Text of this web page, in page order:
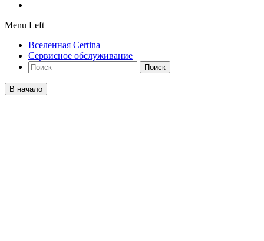
Menu Left
Вселенная Certina
Сервисное обслуживание
Поиск
В начало